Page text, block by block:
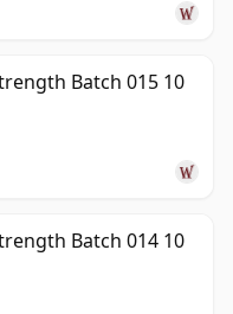
Batch 015 10
Batch 014 10